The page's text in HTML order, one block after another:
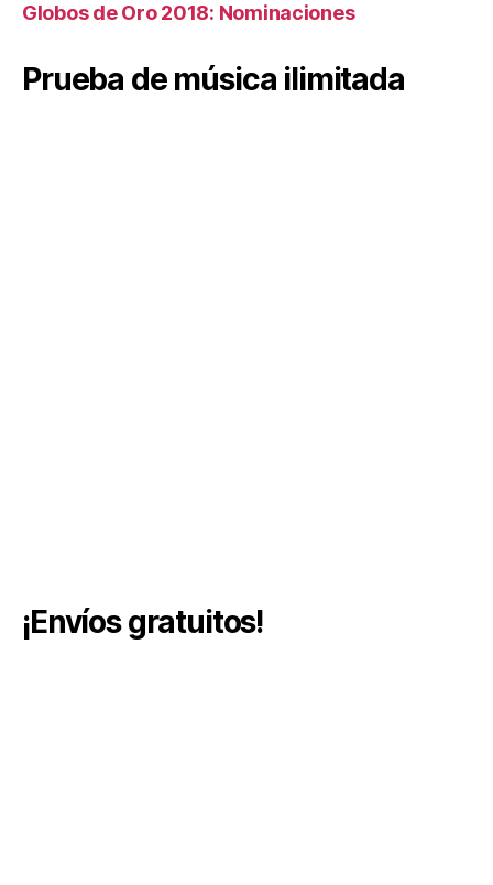
Globos de Oro 2018: Nominaciones
Prueba de música ilimitada
¡Envíos gratuitos!